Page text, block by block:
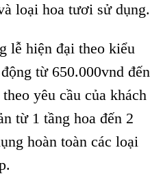
loại hoa tươi sử dụng.
lễ hiện đại theo kiểu
từ 650.000vnd đến
yêu cầu của khách
từ 1 tầng hoa đến 2
hoàn toàn các loại